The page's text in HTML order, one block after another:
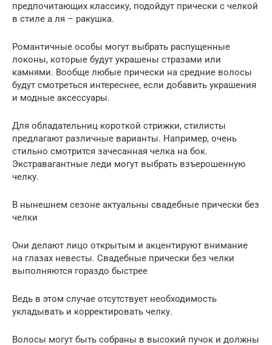
предпочитающих классику, подойдут прически с челкой
в стиле а ля – ракушка.
Романтичные особы могут выбрать распущенные
локоны, которые будут украшены стразами или
камнями. Вообще любые прически на средние волосы
будут смотреться интереснее, если добавить украшения
и модные аксессуары.
Для обладательниц короткой стрижки, стилисты
предлагают различные варианты. Например, очень
стильно смотрится зачесанная челка на бок.
Экстравагантные леди могут выбрать взъерошенную
челку.
В нынешнем сезоне актуальны свадебные прически без
челки
Они делают лицо открытым и акцентируют внимание
на глазах невесты. Свадебные прически без челки
выполняются гораздо быстрее
Ведь в этом случае отсутствует необходимость
укладывать и корректировать челку.
Волосы могут быть собраны в высокий пучок и должны